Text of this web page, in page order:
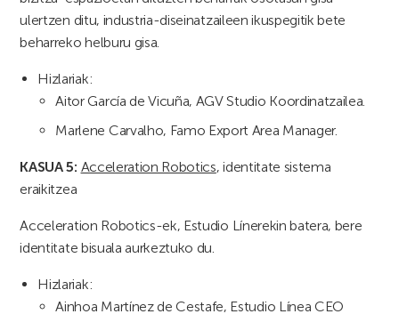
ulertzen ditu, industria-diseinatzaileen ikuspegitik bete
beharreko helburu gisa.
Hizlariak:
Aitor García de Vicuña, AGV Studio Koordinatzailea.
Marlene Carvalho, Famo Export Area Manager.
KASUA 5: Acceleration Robotics, identitate sistema
eraikitzea
Acceleration Robotics-ek, Estudio Línerekin batera, bere
identitate bisuala aurkeztuko du.
Hizlariak:
Ainhoa Martínez de Cestafe, Estudio Línea CEO